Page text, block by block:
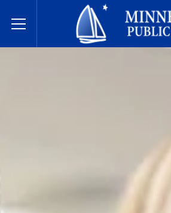
Toggle Menu
Minnetonka davlat maktablari